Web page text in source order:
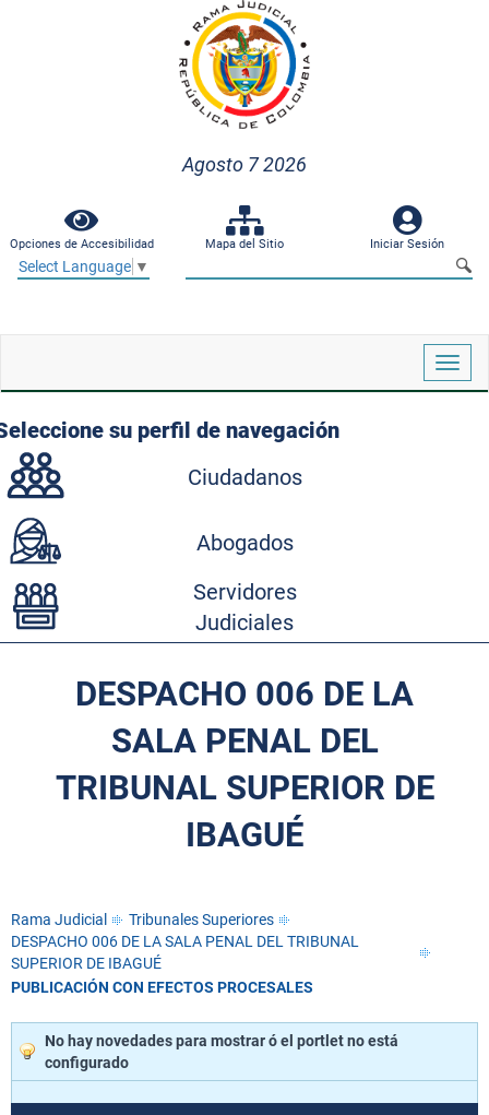
Agosto 7 2026
Opciones de Accesibilidad Mapa del Sitio Iniciar Sesión
Select Language ▼
su perfil de navegación
Ciudadanos
Abogados
Servidores
Judiciales
DESPACHO 006 DE LA
SALA PENAL DEL
TRIBUNAL SUPERIOR DE
IBAGUÉ
Rama Judicial
Tribunales Superiores
DESPACHO 006 DE LA SALA PENAL DEL TRIBUNAL
SUPERIOR DE IBAGUÉ
PUBLICACIÓN CON EFECTOS PROCESALES
No hay novedades para mostrar ó el portlet no está
configurado